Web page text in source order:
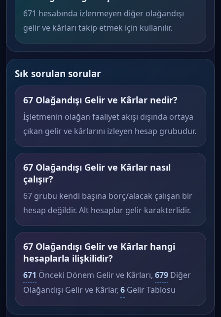
671 hesabında izlenmeyen diğer olağandışı
gelir ve kârları takip etmek için kullanılır.
Sık sorulan sorular
67 Olağandışı Gelir ve Kârlar nedir?
İşletmenin olağan faaliyet akışı dışında ortaya
çıkan gelir ve kârlarını izleyen hesap grubudur.
67 Olağandışı Gelir ve Kârlar nasıl
çalışır?
67 grubu kendi başına borç/alacak çalışan bir
hesap değildir. Alt hesaplar gelir karakterlidir.
67 Olağandışı Gelir ve Kârlar hangi
hesaplarla ilişkilidir?
671 Önceki Dönem Gelir ve Kârları, 679 Diğer
Olağandışı Gelir ve Kârlar, 6 Gelir Tablosu